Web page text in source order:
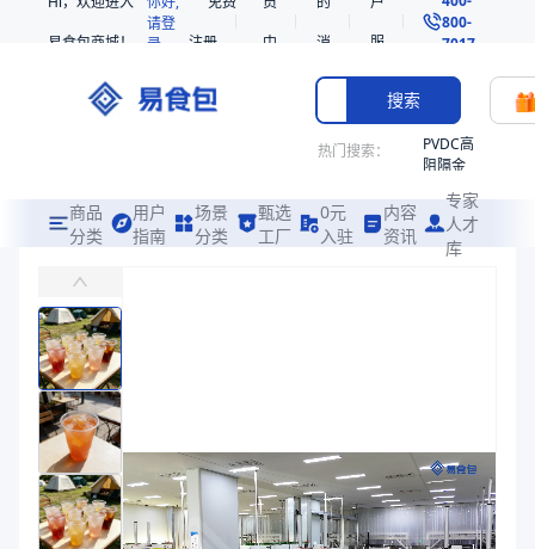
易食包商城！
请登
录
注册
中
消
息
服
务
800-
7017
搜索
热门搜索：
PVDC高
阻隔金
共挤热
收缩袋
221330
SE53
热收缩
袋
商品
分类
用户
指南
场景
分类
甄选
工厂
0元
入驻
内容
资讯
专家
人才
库
主要适用于冰块，冰球；奶茶、咖啡、果汁、等固体&液体的包装
易食包（EPAK）专注于PET高透明带盖饮品杯107口径包装，提供详
产品卖点：高透明度和光泽、安全卫生、优良的隔离性能
应用场景：主要适用于冰块，冰球；奶茶、咖啡、果汁、等固体&液体的
价格：￥0.35 ~ ￥0.38
商品参数
商品分类
饮品杯
主要材质
PET